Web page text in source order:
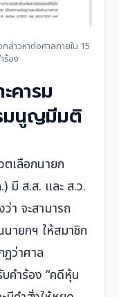
าวหาต่อศาลภายใน 15
ร้อง
คารม
มนูญมีมติ
ตเลือกนายก
มี ส.ส. และ ส.ว.
า จะสามารถ
ายกฯ ให้สมาชิก
ว่าศาล
คำร้อง “คดีหุ้น